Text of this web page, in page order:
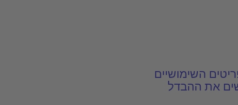
השימושיים
את ההבדל